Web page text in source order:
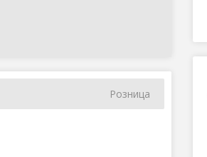
Розница